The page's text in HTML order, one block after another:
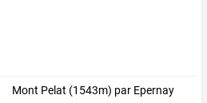
Mont Pelat (1543m) par Epernay